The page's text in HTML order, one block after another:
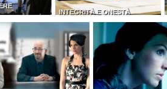
INTEGRITÀ E ONESTÀ